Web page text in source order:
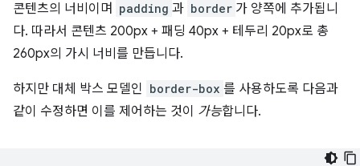
콘텐츠의 너비이며 padding 과 border 가 양쪽에 추가됩니
다. 따라서 콘텐츠 200px + 패딩 40px + 테두리 20px로 총
260px의 가시 너비를 만듭니다.
하지만 대체 박스 모델인 border-box 를 사용하도록 다음과
같이 수정하면 이를 제어하는 것이 가능합니다.